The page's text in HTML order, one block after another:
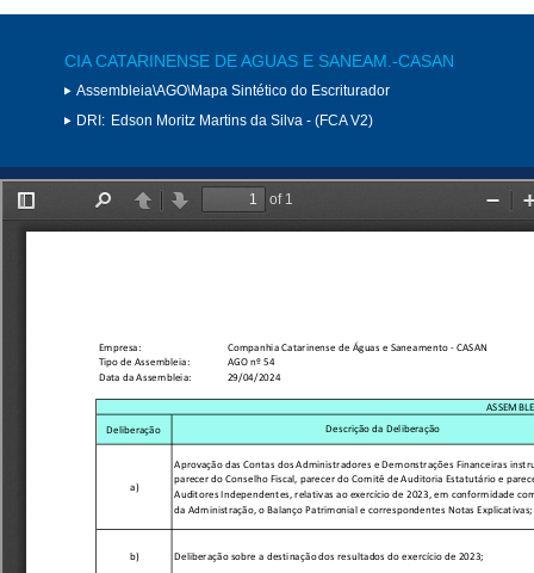
CIA CATARINENSE DE AGUAS E SANEAM.-CASAN
Assembleia\AGO\Mapa Sintético do Escriturador
DRI: Edson Moritz Martins da Silva - (FCA V2)